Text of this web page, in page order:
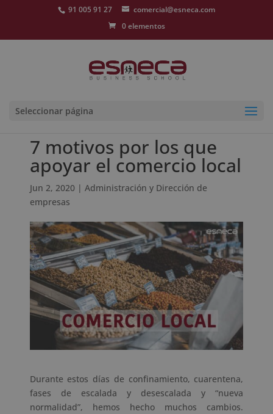
91 005 91 27
comercial@esneca.com
0 elementos
Seleccionar página
7 motivos por los que
apoyar el comercio local
Jun 2, 2020| Administración y Dirección de
empresas
Durante estos días de confinamiento, cuarentena,
fases de escalada y desescalada y “nueva
normalidad”, hemos hecho muchos cambios.